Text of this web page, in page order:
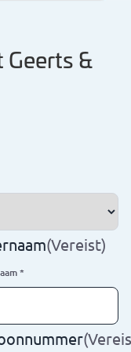
&
(Vereist)
*